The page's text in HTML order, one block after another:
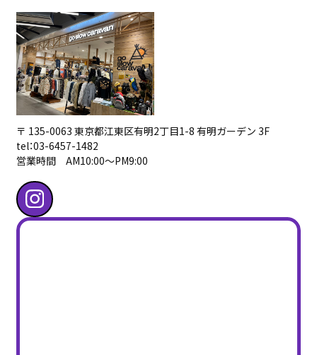
〒 135-0063 東京都江東区有明2丁目1-8 有明ガーデン 3F
tel：03-6457-1482
営業時間 AM10:00〜PM9:00